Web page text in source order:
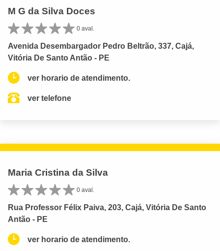
M G da Silva Doces
0 aval.
Avenida Desembargador Pedro Beltrão, 337, Cajá,
Vitória De Santo Antão - PE
ver horario de atendimento.
ver telefone
Maria Cristina da Silva
0 aval.
Rua Professor Félix Paiva, 203, Cajá, Vitória De Santo
Antão - PE
ver horario de atendimento.